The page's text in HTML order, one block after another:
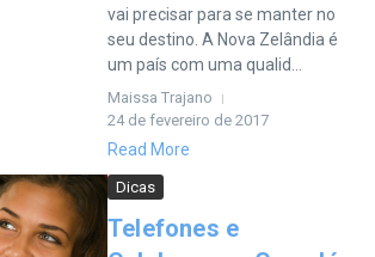
vai precisar para se manter no
seu destino. A Nova Zelândia é
um país com uma qualid...
Maissa Trajano
24 de fevereiro de 2017
Read More
Dicas
Telefones e